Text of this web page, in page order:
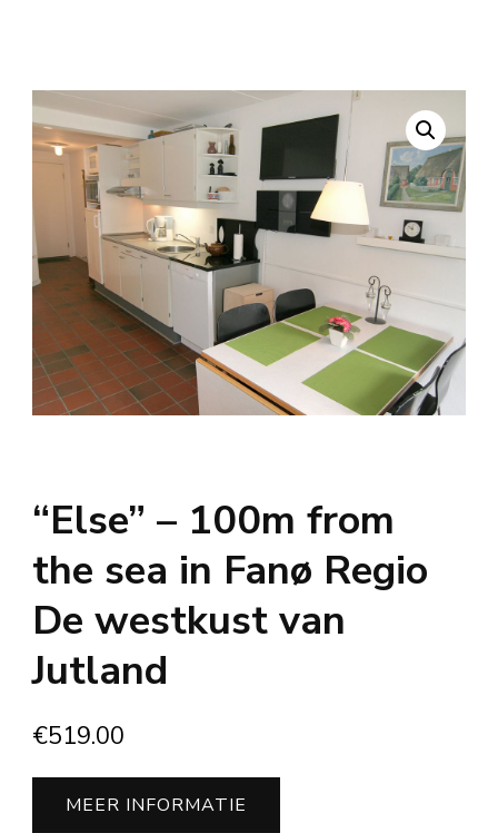
“Else” – 100m from
the sea in Fanø Regio
De westkust van
Jutland
€519.00
MEER INFORMATIE